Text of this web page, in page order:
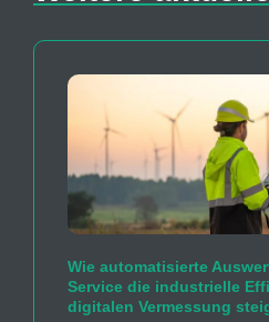
Wie automatisierte
Service die industrielle
digitalen Vermessung